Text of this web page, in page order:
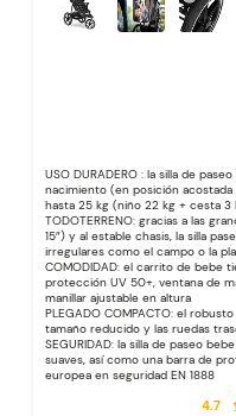
USO DURADERO : la silla de
nacimiento (en posición
hasta 25 kg (niño 22 kg + cesta 3
TODOTERRENO: gracias a las
15″) y al estable chasis, la silla
irregulares como el campo o la
COMODIDAD: el carrito de bebe
protección UV 50+, ventana de
manillar ajustable en altura
PLEGADO COMPACTO: el
tamaño reducido y las ruedas
SEGURIDAD: la silla de paseo
suaves, así como una barra de
europea en seguridad EN 1888
4.7